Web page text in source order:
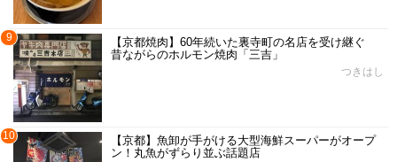
9
【京都焼肉】60年続いた裏寺町の名店を受け継ぐ
昔ながらのホルモン焼肉「三吉」
つきはし
10
【京都】魚卸が手がける大型海鮮スーパーがオープ
ン！丸魚がずらり並ぶ話題店